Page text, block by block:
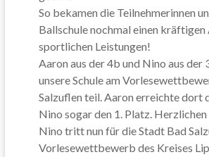
So bekamen die Teilnehmerinnen
Ballschule nochmal einen
sportlichen Leistungen!
Aaron aus der 4b und Nino aus der
unsere Schule am
Salzuflen teil. Aaron erreichte dort
Nino sogar den 1. Platz.
Nino tritt nun für die Stadt Bad
Vorlesewettbewerb des Kreises